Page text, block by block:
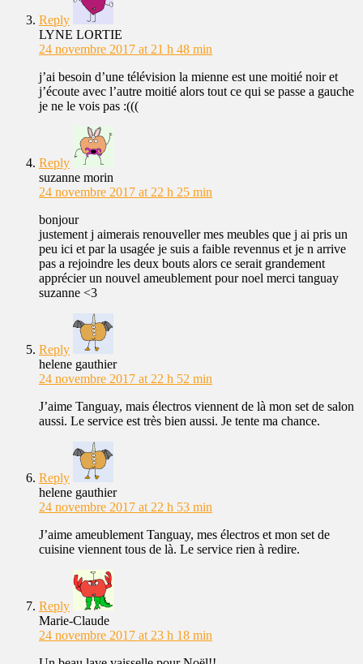
Reply
LYNE LORTIE
24 novembre 2017 at 21 h 48 min
j’ai besoin d’une télévision la mienne est une moitié noir et
j’écoute avec l’autre moitié alors tout ce qui se passe a gauche
je ne le vois pas :(((
Reply
suzanne morin
24 novembre 2017 at 22 h 25 min
bonjour
justement j aimerais renouveller mes meubles que j ai pris un
peu ici et par la usagée je suis a faible revennus et je n arrive
pas a rejoindre les deux bouts alors ce serait grandement
apprécier un nouvel ameublement pour noel merci tanguay
suzanne <3
Reply
helene gauthier
24 novembre 2017 at 22 h 52 min
J’aime Tanguay, mais électros viennent de là mon set de salon
aussi. Le service est très bien aussi. Je tente ma chance.
Reply
helene gauthier
24 novembre 2017 at 22 h 53 min
J’aime ameublement Tanguay, mes électros et mon set de
cuisine viennent tous de là. Le service rien à redire.
Reply
Marie-Claude
24 novembre 2017 at 23 h 18 min